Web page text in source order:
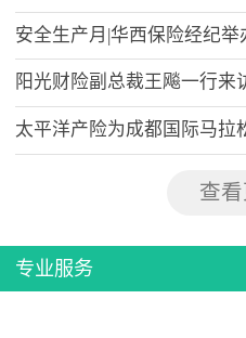
午，
党史
阳光财险副总裁王飚一行来
查
专业服务